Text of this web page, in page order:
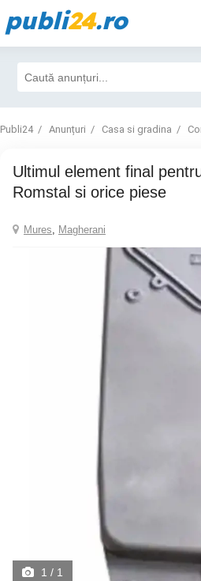
publi24.ro
Publi24 Anunțuri Casa si gradina
Ultimul element final pentru centrala Viadrus
Romstal si orice piese
Mures, Magherani
1 / 1